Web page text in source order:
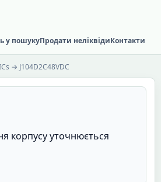
у пошукуПродати неліквідиКонтакти
→ J104D2C48VDC
корпусу уточнюється